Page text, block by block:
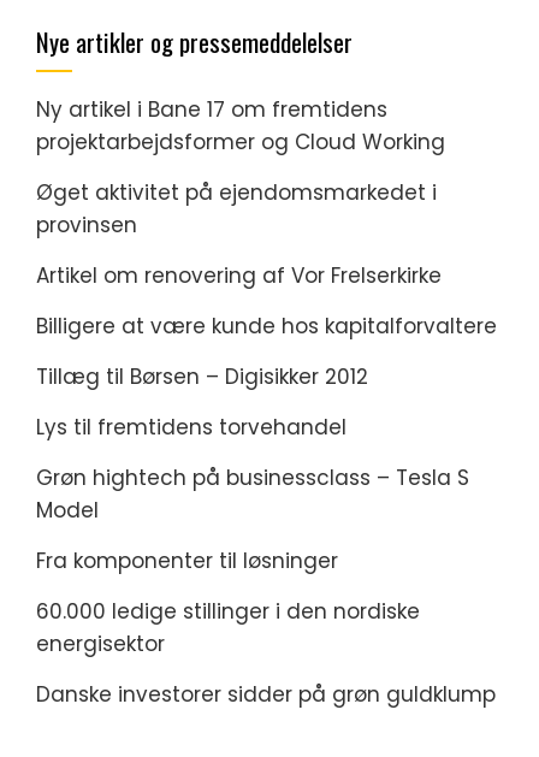
Nye artikler og pressemeddelelser
Ny artikel i Bane 17 om fremtidens
projektarbejdsformer og Cloud Working
Øget aktivitet på ejendomsmarkedet i
provinsen
Artikel om renovering af Vor Frelserkirke
Billigere at være kunde hos kapitalforvaltere
Tillæg til Børsen – Digisikker 2012
Lys til fremtidens torvehandel
Grøn hightech på businessclass – Tesla S
Model
Fra komponenter til løsninger
60.000 ledige stillinger i den nordiske
energisektor
Danske investorer sidder på grøn guldklump